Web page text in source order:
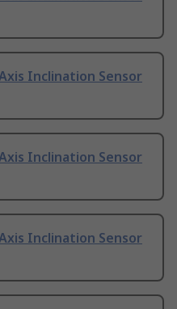
Inclination Sensor
Inclination Sensor
Inclination Sensor